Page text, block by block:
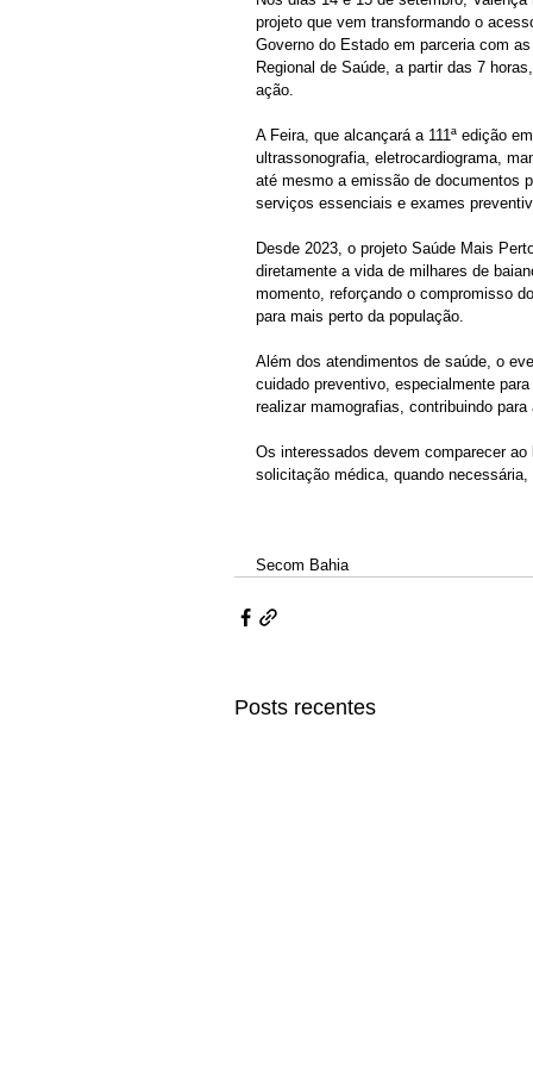
projeto que vem transformando o
Governo do Estado em parceria com
Regional de Saúde, a partir das 7
ação.
A Feira, que alcançará a 111ª edição
ultrassonografia, eletrocardiograma,
até mesmo a emissão de documentos
serviços essenciais e exames
Desde 2023, o projeto Saúde Mais
diretamente a vida de milhares de
momento, reforçando o compromisso
para mais perto da população.
Além dos atendimentos de saúde, o
cuidado preventivo, especialmente
realizar mamografias, contribuindo
Os interessados devem comparecer
solicitação médica, quando
Secom Bahia
Posts recentes